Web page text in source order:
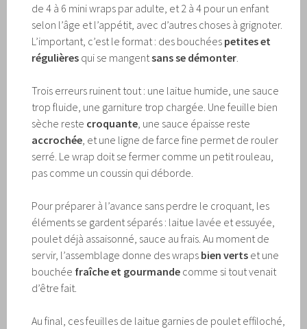
de 4 à 6 mini wraps par adulte, et 2 à 4 pour un enfant
selon l’âge et l’appétit, avec d’autres choses à grignoter.
L’important, c’est le format : des bouchées petites et
régulières qui se mangentsans se démonter.
Trois erreurs ruinent tout : une laitue humide, une sauce
trop fluide, une garniture trop chargée. Une feuille bien
sèche reste croquante, une sauce épaisse reste
accrochée, et une ligne de farce fine permet de rouler
serré. Le wrap doit se fermer comme un petit rouleau,
pas comme un coussin qui déborde.
Pour préparer à l’avance sans perdre le croquant, les
éléments se gardent séparés : laitue lavée et essuyée,
poulet déjà assaisonné, sauce au frais. Au moment de
servir, l’assemblage donne des wraps bien verts et une
bouchée fraîche et gourmande comme si tout venait
d’être fait.
Au final, ces feuilles de laitue garnies de poulet effiloché,